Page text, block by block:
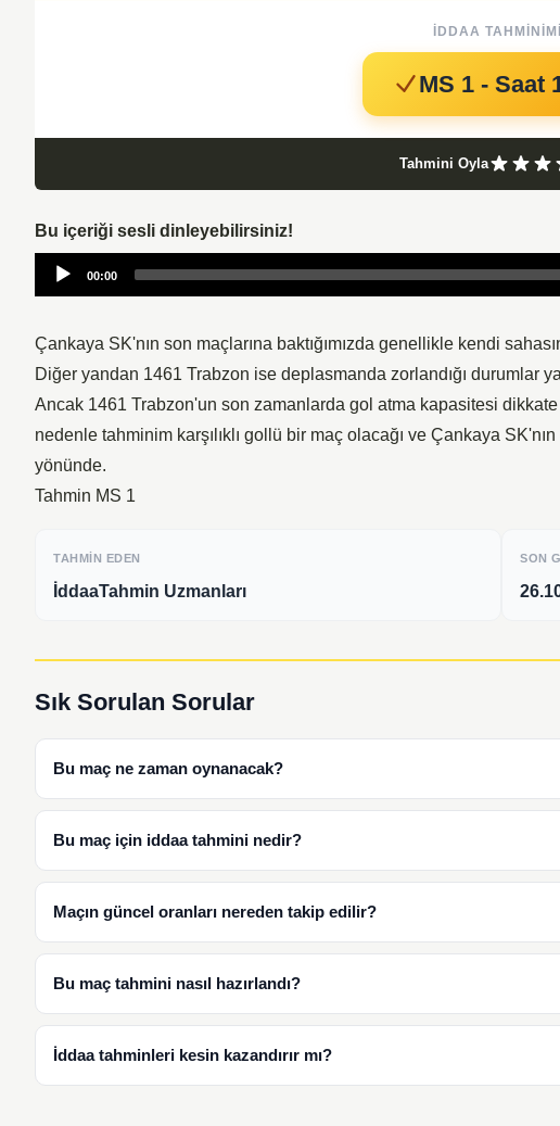
İDDAA
MS 1 - Saat
Tahmini Oyla
Bu içeriği sesli dinleyebilirsiniz!
Audio
00:00
Çankaya SK'nın son maçlarına baktığımızda genellikle kendi
Diğer yandan 1461 Trabzon ise deplasmanda zorlandığı durumlar
Ancak 1461 Trabzon'un son zamanlarda gol atma kapasitesi dikkate
nedenle tahminim karşılıklı gollü bir maç olacağı ve Çankaya
yönünde.
Tahmin MS 1
TAHMIN EDEN
İddaaTahmin Uzmanları
SON
Sık Sorulan Sorular
Bu maç ne zaman oynanacak?
Bu maç için iddaa tahmini nedir?
Maçın güncel oranları nereden takip edilir?
Bu maç tahmini nasıl hazırlandı?
İddaa tahminleri kesin kazandırır mı?